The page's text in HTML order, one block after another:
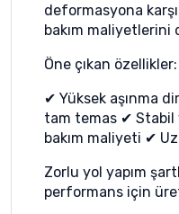
deformasyona
bakım maliyetlerini
Öne çıkan özellikler:
✔ Yüksek aşınma
tam temas ✔ Stabil
bakım maliyeti ✔
Zorlu yol yapım
performans için